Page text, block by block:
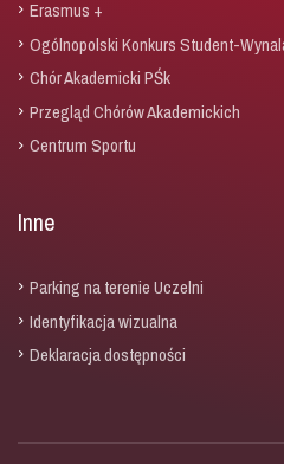
Erasmus +
Ogólnopolski Konkurs Student-
Chór Akademicki PŚk
Przegląd Chórów Akademickich
Centrum Sportu
Inne
Parking na terenie Uczelni
Identyfikacja wizualna
Deklaracja dostępności